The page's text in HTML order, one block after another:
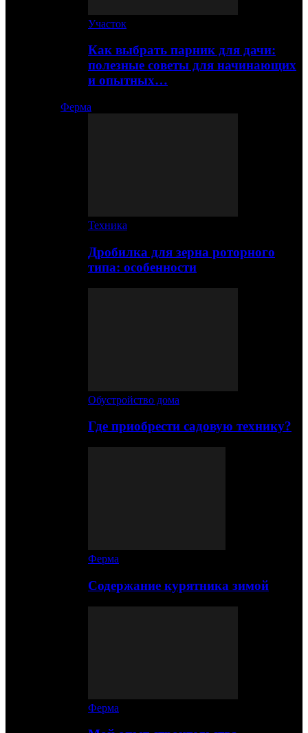
Участок
Как выбрать парник для дачи:
полезные советы для начинающих
и опытных…
Ферма
Техника
Дробилка для зерна роторного
типа: особенности
Обустройство дома
Где приобрести садовую технику?
Ферма
Содержание курятника зимой
Ферма